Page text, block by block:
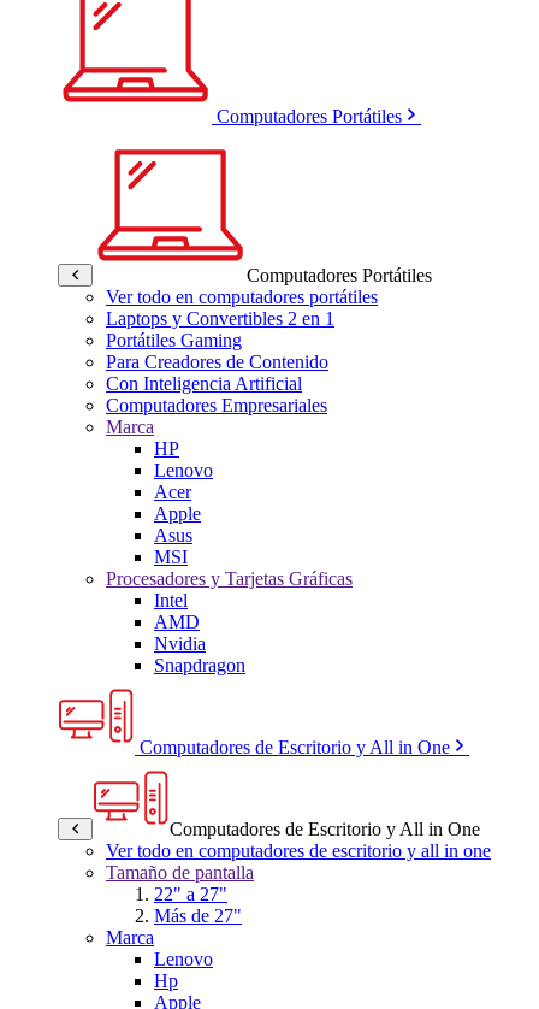
Computadores Portátiles
Computadores Portátiles
Ver todo en computadores portátiles
Laptops y Convertibles 2 en 1
Portátiles Gaming
Para Creadores de Contenido
Con Inteligencia Artificial
Computadores Empresariales
Marca
HP
Lenovo
Acer
Apple
Asus
MSI
Procesadores y Tarjetas Gráficas
Intel
AMD
Nvidia
Snapdragon
Computadores de Escritorio y All in One
Computadores de Escritorio y All in One
Ver todo en computadores de escritorio y all in one
Tamaño de pantalla
22" a 27"
Más de 27"
Marca
Lenovo
Hp
Apple